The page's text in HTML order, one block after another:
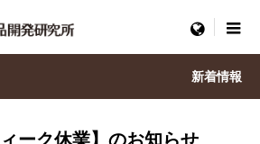
menu
新着情報
ーク休業】のお知らせ